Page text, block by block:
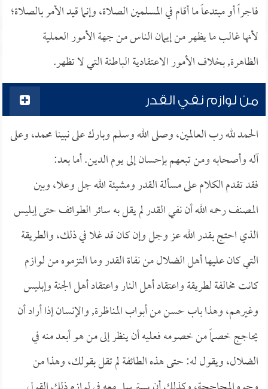
فاجراً أو مبتدعاً ما أقام في المسلمين الصلاة، وإنما قيد الأمر بالصلاة؛
لأنها غالب ما يظهر من إيمان الناس من جهة الأمور العملية
الظاهرة, بخلاف الأمور الاعتقادية الباطنة التي لا تظهر.
من لوازم نفي القدر
الحمد لله رب العالمين، وصلى الله وسلم وبارك على نبينا محمد، وعلى
آله وأصحابه ومن تبعهم بإحسان إلى يوم الدين. أما بعد:
فقد تقدم الكلام على مسألة القدر ومشيئة الله جل وعلا، وبين
المصنف رحمه الله أن نفي القدر لم يقل به سائر الطوائف حتى إبليس
الذي احتج بقدر الله عز وجل وإن كان قد غلا في ذلك، والطريقة
التي كان عليها أهل الضلال من نفاة القدر وما التزموه من لوازم
كانت مخالفة لطريقة واعتقاد أهل النار واعتقاد أهل الجنة وإبليس
وغيرهم، وهذا باب حسن من أبواب المناظرة, والإنسان إذا أراد أن
يحاجج خصماً من خصومه فعليه أن ينظر إلى من هو أبعد منه في
الضلال، ويقول له: حتى هذه الطائفة لم تقل بقولك، وهذا من